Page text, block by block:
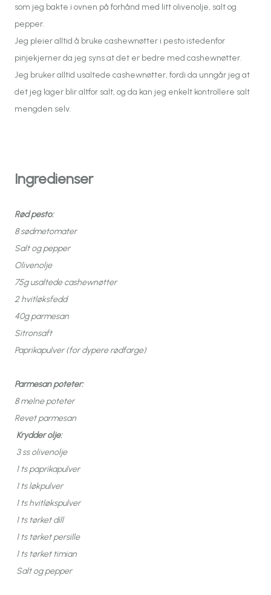
som jeg bakte i ovnen på forhånd med litt olivenolje, salt og
pepper.
Jeg pleier alltid å bruke cashewnøtter i pesto istedenfor
pinjekjerner da jeg syns at det er bedre med cashewnøtter.
Jeg bruker alltid usaltede cashewnøtter, fordi da unngår jeg at
det jeg lager blir altfor salt, og da kan jeg enkelt kontrollere salt
mengden selv.
Ingredienser
Rød pesto:
8 sødmetomater
Salt og pepper
Olivenolje
75g usaltede cashewnøtter
2 hvitløksfedd
40g parmesan
Sitronsaft
Paprikapulver (for dypere rødfarge)
Parmesan poteter:
8 melne poteter
Revet parmesan
Krydder olje:
3 ss olivenolje
1 ts paprikapulver
1 ts løkpulver
1 ts hvitløkspulver
1 ts tørket dill
1 ts tørket persille
1 ts tørket timian
Salt og pepper